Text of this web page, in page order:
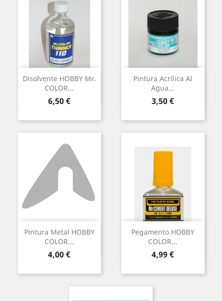
Disolvente HOBBY Mr.
COLOR...
Preu
6,50 €
Pintura Acrílica Al
Agua...
Preu
3,50 €
Pintura Metal HOBBY
COLOR...
Preu
4,00 €
Pegamento HOBBY
COLOR...
Preu
4,99 €